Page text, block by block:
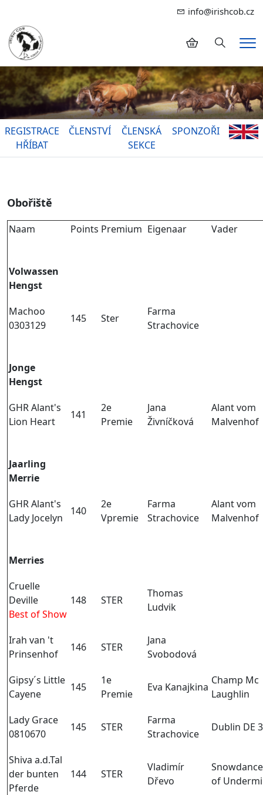
info@irishcob.cz
Hledání
REGISTRACE
HŘÍBAT
ČLENSTVÍ
ČLENSKÁ
SEKCE
SPONZOŘI
Obořiště
Naam Points Premium Eigenaar Vader
Volwassen
Hengst
Machoo
0303129
145 Ster
Farma
Strachovice
Jonge
Hengst
GHR Alant's
Lion Heart
141
2e
Premie
Jana
Živníčková
Alant vom
Malvenhof
Jaarling
Merrie
GHR Alant's
Lady Jocelyn
140
2e
Vpremie
Farma
Strachovice
Alant vom
Malvenhof
Merries
Cruelle
Deville
Best of Show
148 STER
Thomas
Ludvik
Irah van 't
Prinsenhof
146 STER
Jana
Svobodová
Gipsy´s Little
Cayene
145
1e
Premie
Eva Kanajkina
Champ Mc
Laughlin
Lady Grace
0810670
145 STER
Farma
Strachovice
Dublin DE
Shiva a.d.Tal
der bunten
Pferde
144 STER
Vladimír
Dřevo
of